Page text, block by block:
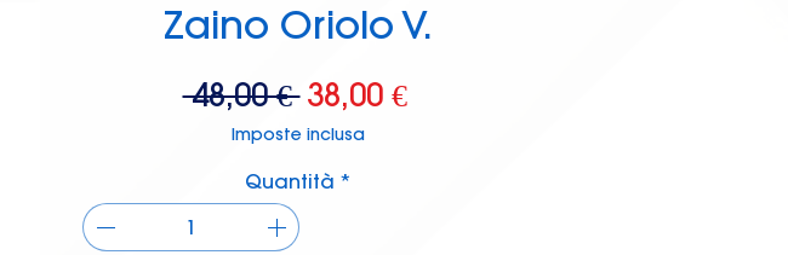
Zaino Oriolo V.
48,00 € Prezzo
regolare
38,00 €Prezzo
Imposte inclusa
Quantità *